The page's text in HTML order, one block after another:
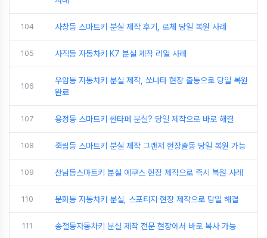
104 사창동 스마트키 분실 제작 후기, 로체 당일 복원 사례
105 사직동 자동차키 K7 분실 제작 리얼 사례
106
우암동 자동차키 분실 제작, 쏘나타 현장 출동으로 당일 복원
완료
107 용정동 스마트키 싼타페 분실? 당일 제작으로 바로 해결
108 죽림동 스마트키 분실 제작 그랜저 현장출동 당일 복원 가능
109 산남동스마트키 분실 에쿠스 현장 제작으로 즉시 복원 사례
110 문화동 자동차키 분실, 스포티지 현장 제작으로 당일 해결
111 송절동자동차키 분실 제작 전문 현장에서 바로 복사 가능